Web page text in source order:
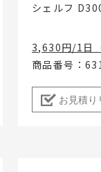
シェルフ
3,630円/1日
商品番号：
お見積り